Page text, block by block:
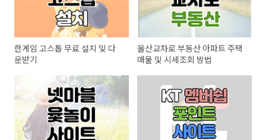
한게임 고스톱 무료 설치 및 다
운받기
울산교차로 부동산 아파트 주택
매물 및 시세조회 방법